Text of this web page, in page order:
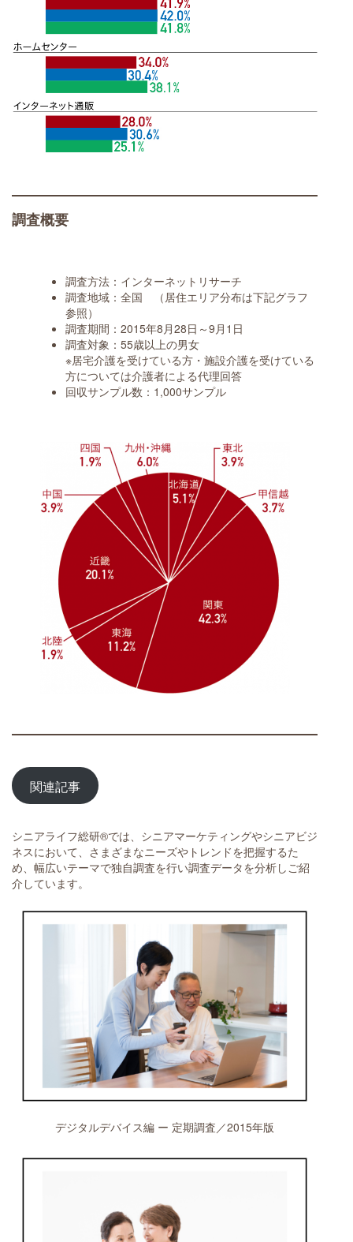
調査概要
調査方法：インターネットリサーチ
調査地域：全国 （居住エリア分布は下記グラフ
参照）
調査期間：2015年8月28日～9月1日
調査対象：55歳以上の男女
※居宅介護を受けている方・施設介護を受けている
方については介護者による代理回答
回収サンプル数：1,000サンプル
関連記事
シニアライフ総研®では、シニアマーケティングやシニアビジ
ネスにおいて、さまざまなニーズやトレンドを把握するた
め、幅広いテーマで独自調査を行い調査データを分析しご紹
介しています。
デジタルデバイス編 ー 定期調査／2015年版